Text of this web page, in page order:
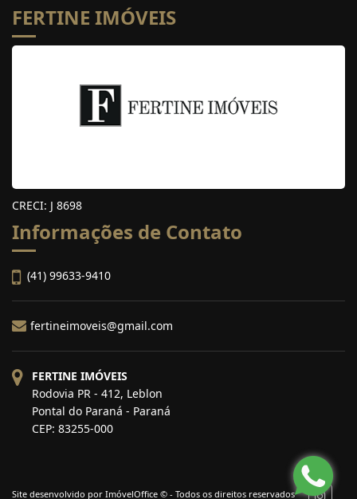
FERTINE IMÓVEIS
CRECI: J 8698
Informações de Contato
(41) 99633-9410
fertineimoveis@gmail.com
FERTINE IMÓVEIS
Rodovia PR - 412, Leblon
Pontal do Paraná - Paraná
CEP: 83255-000
Site desenvolvido por ImóvelOffice © - Todos os direitos reservados